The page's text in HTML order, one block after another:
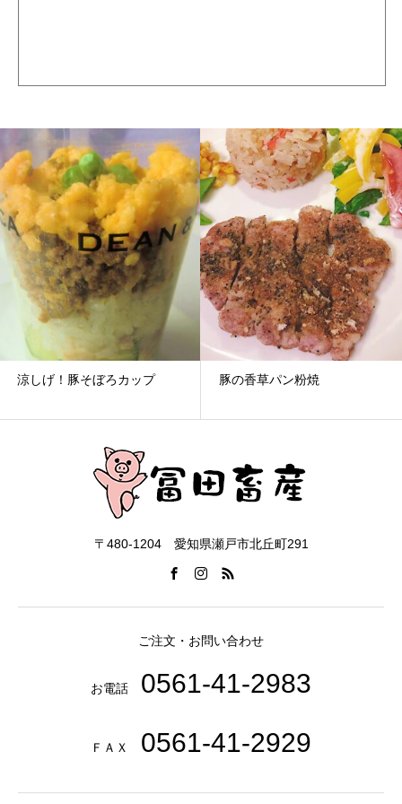
豚の香草パン粉焼 豚の煮込みハンバーグ
〒480-1204 愛知県瀬戸市北丘町291
ご注文・お問い合わせ
お電話 0561-41-2983
ＦＡＸ 0561-41-2929